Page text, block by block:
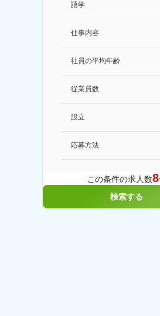
語学
仕事内容
社員の平均年齢
従業員数
設立
応募方法
この条件の求人数8
検索する